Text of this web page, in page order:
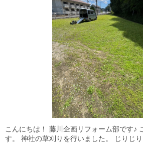
こんにちは！ 藤川企画リフォーム部です♪
す。 神社の草刈りを行いました。 じりじ